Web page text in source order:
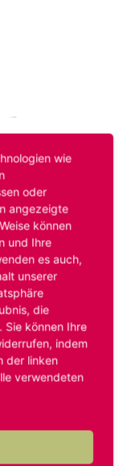
ist
finden
für Sie
wie
oder
angezeigte
können
und Ihre
es auch,
unserer
die
Sie können Ihre
indem
der linken
verwendeten